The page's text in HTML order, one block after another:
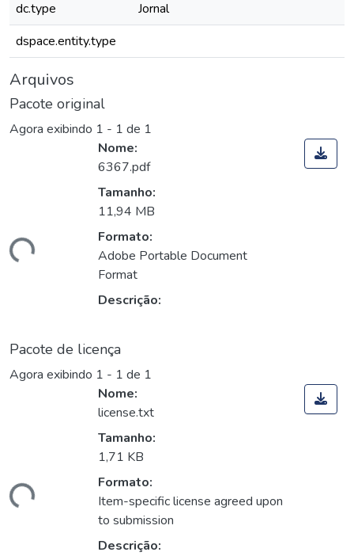
dc.type
Jornal
dspace.entity.type
Arquivos
Pacote original
Agora exibindo 1 - 1 de 1
Nome:
6367.pdf
Tamanho:
11,94 MB
Formato:
Adobe Portable Document
Format
Descrição:
Pacote de licença
Agora exibindo 1 - 1 de 1
Nome:
license.txt
Tamanho:
1,71 KB
Formato:
Item-specific license agreed upon
to submission
Descrição: